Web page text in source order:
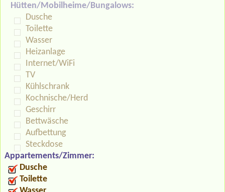
Hütten/Mobilheime/Bungalows:
Dusche
Toilette
Wasser
Heizanlage
Internet/WiFi
TV
Kühlschrank
Kochnische/Herd
Geschirr
Bettwäsche
Aufbettung
Steckdose
Appartements/Zimmer:
Dusche
Toilette